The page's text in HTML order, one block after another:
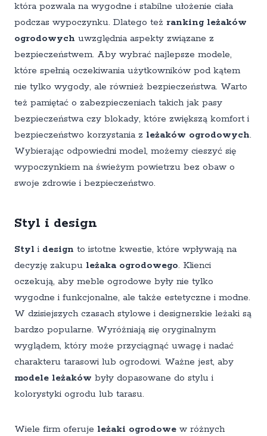
która pozwala na wygodne i stabilne ułożenie ciała
podczas wypoczynku. Dlatego też ranking leżaków
ogrodowych uwzględnia aspekty związane z
bezpieczeństwem. Aby wybrać najlepsze modele,
które spełnią oczekiwania użytkowników pod kątem
nie tylko wygody, ale również bezpieczeństwa. Warto
też pamiętać o zabezpieczeniach takich jak pasy
bezpieczeństwa czy blokady, które zwiększą komfort i
bezpieczeństwo korzystania z leżaków ogrodowych.
Wybierając odpowiedni model, możemy cieszyć się
wypoczynkiem na świeżym powietrzu bez obaw o
swoje zdrowie i bezpieczeństwo.
Styl i design
Styl i design to istotne kwestie, które wpływają na
decyzję zakupu leżaka ogrodowego. Klienci
oczekują, aby meble ogrodowe były nie tylko
wygodne i funkcjonalne, ale także estetyczne i modne.
W dzisiejszych czasach stylowe i designerskie leżaki są
bardzo popularne. Wyróżniają się oryginalnym
wyglądem, który może przyciągnąć uwagę i nadać
charakteru tarasowi lub ogrodowi. Ważne jest, aby
modele leżaków były dopasowane do stylu i
kolorystyki ogrodu lub tarasu.
Wiele firm oferuje leżaki ogrodowe w różnych